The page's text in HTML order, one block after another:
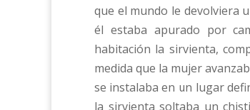
que el mundo le devolviera
él estaba apurado por
habitación la sirvienta,
medida que la mujer
se instalaba en un lugar
la sirvienta soltaba un